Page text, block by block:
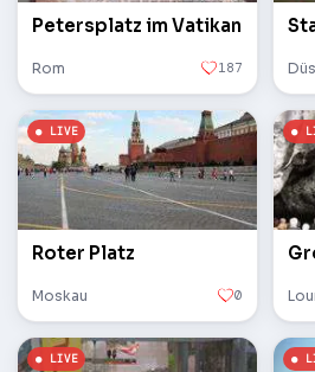
Petersplatz im Vatikan
Rom 187
Roter Platz
Moskau 0